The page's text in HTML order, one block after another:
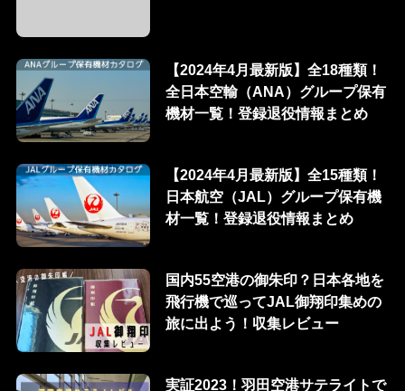
【2024年4月最新版】全18種類！
全日本空輸（ANA）グループ保有
機材一覧！登録退役情報まとめ
【2024年4月最新版】全15種類！
日本航空（JAL）グループ保有機
材一覧！登録退役情報まとめ
国内55空港の御朱印？日本各地を
飛行機で巡ってJAL御翔印集めの
旅に出よう！収集レビュー
実証2023！羽田空港サテライトで